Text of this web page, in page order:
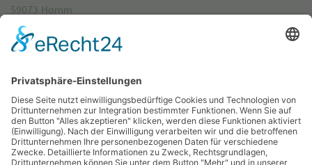
59073 Hamm
Tel.: 02381 / 30 220-0
Fax.: 02381 / 30 220-30
info[at]oe-akademie.de
Vertrag widerrufen
Sitemap
Impressum